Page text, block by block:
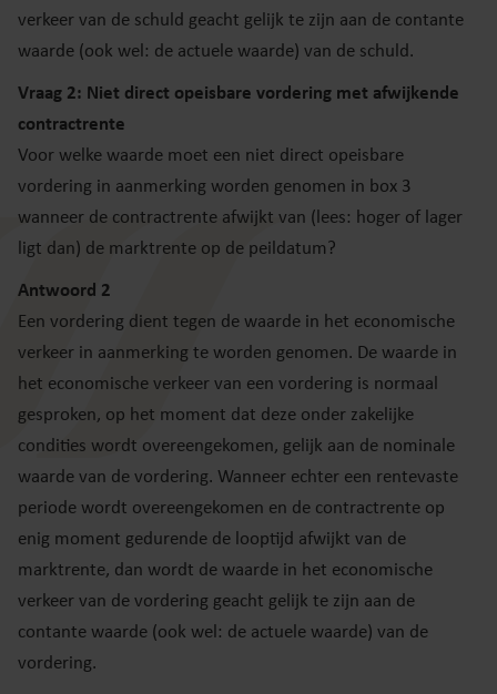
verkeer van de schuld geacht gelijk te zijn aan de contante
waarde (ook wel: de actuele waarde) van de schuld.
Vraag 2: Niet direct opeisbare vordering met afwijkende
contractrente
Voor welke waarde moet een niet direct opeisbare
vordering in aanmerking worden genomen in box 3
wanneer de contractrente afwijkt van (lees: hoger of lager
ligt dan) de marktrente op de peildatum?
Antwoord 2
Een vordering dient tegen de waarde in het economische
verkeer in aanmerking te worden genomen. De waarde in
het economische verkeer van een vordering is normaal
gesproken, op het moment dat deze onder zakelijke
condities wordt overeengekomen, gelijk aan de nominale
waarde van de vordering. Wanneer echter een rentevaste
periode wordt overeengekomen en de contractrente op
enig moment gedurende de looptijd afwijkt van de
marktrente, dan wordt de waarde in het economische
verkeer van de vordering geacht gelijk te zijn aan de
contante waarde (ook wel: de actuele waarde) van de
vordering.